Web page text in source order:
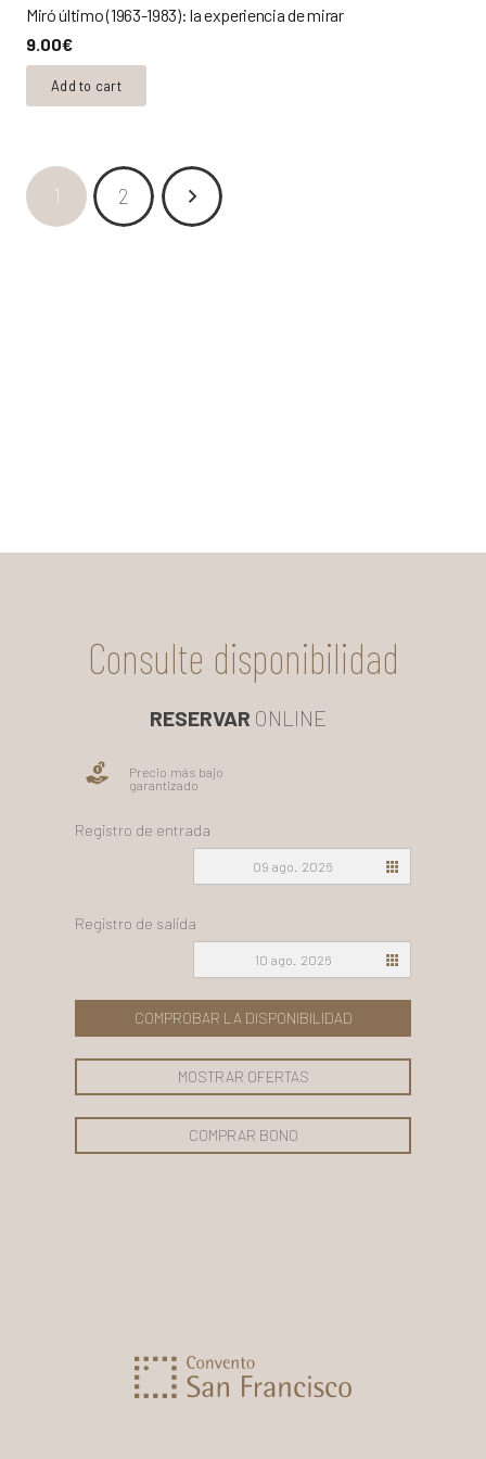
Miró último (1963-1983): la experiencia de mirar
9.00€
Add to cart
1 2
Consulte disponibilidad
RESERVAR ONLINE
Precio más bajo
garantizado
Registro de entrada
09 ago. 2026
Registro de salida
10 ago. 2026
COMPROBAR LA DISPONIBILIDAD
MOSTRAR OFERTAS
COMPRAR BONO